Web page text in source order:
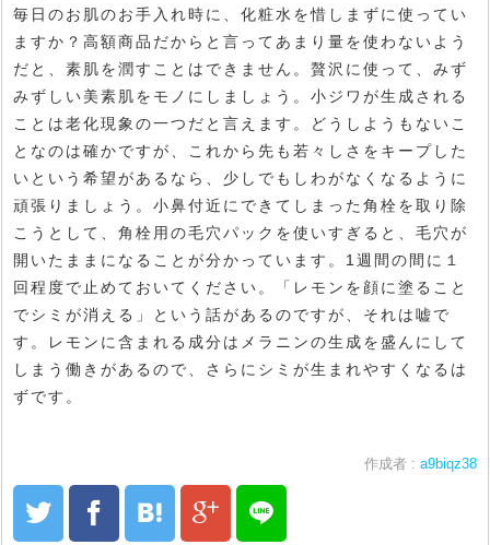
毎日のお肌のお手入れ時に、化粧水を惜しまずに使ってい
ますか？高額商品だからと言ってあまり量を使わないよう
だと、素肌を潤すことはできません。贅沢に使って、みず
みずしい美素肌をモノにしましょう。小ジワが生成される
ことは老化現象の一つだと言えます。どうしようもないこ
となのは確かですが、これから先も若々しさをキープした
いという希望があるなら、少しでもしわがなくなるように
頑張りましょう。小鼻付近にできてしまった角栓を取り除
こうとして、角栓用の毛穴パックを使いすぎると、毛穴が
開いたままになることが分かっています。1週間の間に１
回程度で止めておいてください。「レモンを顔に塗ること
でシミが消える」という話があるのですが、それは嘘で
す。レモンに含まれる成分はメラニンの生成を盛んにして
しまう働きがあるので、さらにシミが生まれやすくなるは
ずです。
作成者 : a9biqz38